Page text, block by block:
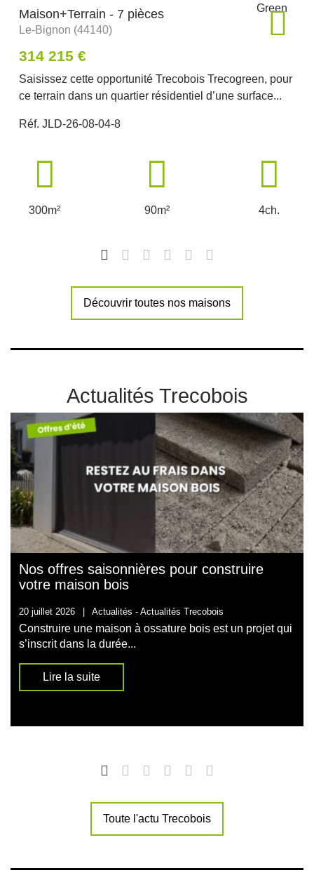
Maison+Terrain - 7 pièces
Le-Bignon (44140)
314 215 €
Saisissez cette opportunité Trecobois Trecogreen, pour
ce terrain dans un quartier résidentiel d’une surface...
Réf. JLD-26-08-04-8
300m² 90m² 4ch.
Découvrir toutes nos maisons
Actualités Trecobois
Nos offres saisonnières pour construire
votre maison bois
20 juillet 2026 Actualités - Actualités Trecobois
Construire une maison à ossature bois est un projet qui
s’inscrit dans la durée...
Lire la suite
Toute l'actu Trecobois